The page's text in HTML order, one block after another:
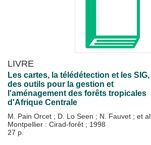
LIVRE
Les cartes, la télédétection et les SIG,
des outils pour la gestion et
l'aménagement des forêts tropicales
d'Afrique Centrale
M. Pain Orcet ; D. Lo Seen ; N. Fauvet ; et al.
Montpellier : Cirad-forêt ; 1998
27 p.